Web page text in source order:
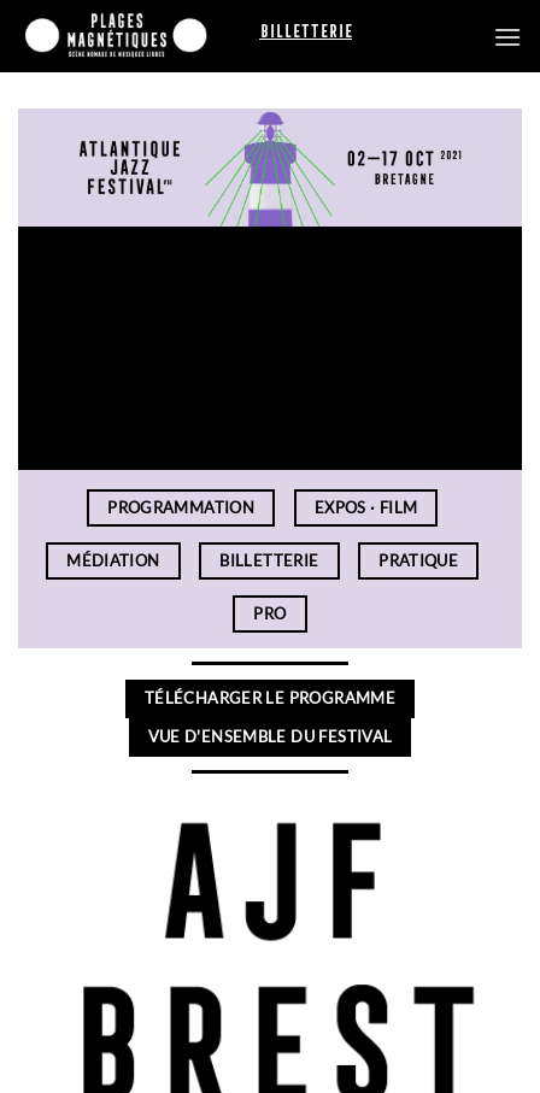
Passer
contenu
Billetterie
PROGRAMMATION EXPOS · FILM
MÉDIATION BILLETTERIE PRATIQUE
PRO
TÉLÉCHARGER LE PROGRAMME
VUE D'ENSEMBLE DU FESTIVAL